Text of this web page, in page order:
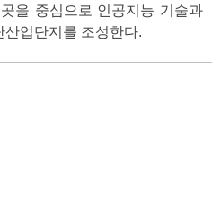
을 중심으로 인공지능 기술과
업단지를 조성한다.